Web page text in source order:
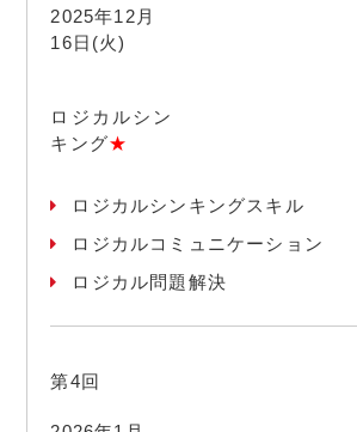
2025年12月
16日(火)
ロジカルシン
キング★
ロジカルシンキングスキル
ロジカルコミュニケーション
ロジカル問題解決
第4回